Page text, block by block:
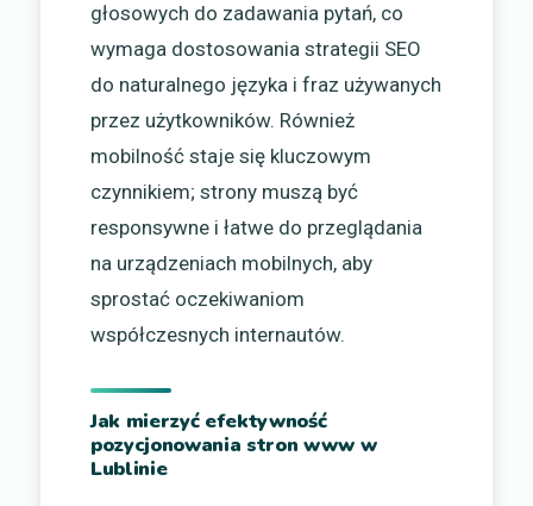
głosowych do zadawania pytań, co
wymaga dostosowania strategii SEO
do naturalnego języka i fraz używanych
przez użytkowników. Również
mobilność staje się kluczowym
czynnikiem; strony muszą być
responsywne i łatwe do przeglądania
na urządzeniach mobilnych, aby
sprostać oczekiwaniom
współczesnych internautów.
Jak mierzyć efektywność
pozycjonowania stron www w
Lublinie